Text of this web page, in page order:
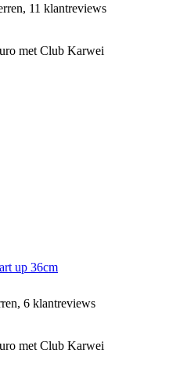
11 klantreviews
met Club Karwei
up 36cm
6 klantreviews
met Club Karwei